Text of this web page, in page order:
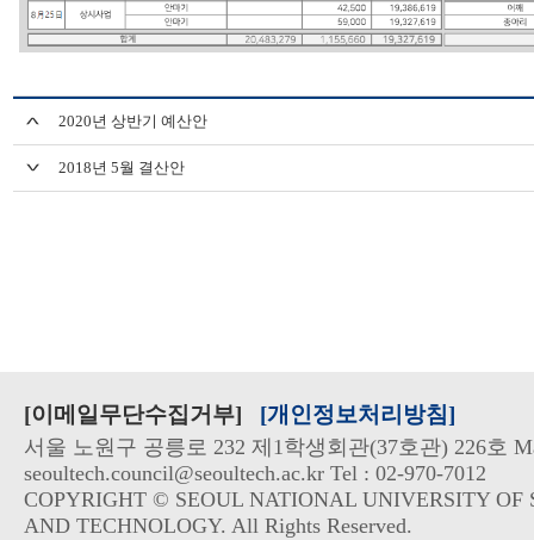
2020년 상반기 예산안
2018년 5월 결산안
[이메일무단수집거부] [개인정보처리방침]
서울 노원구 공릉로 232 제1학생회관(37호관) 226호
seoultech.council@seoultech.ac.kr Tel : 02-970-7012
COPYRIGHT © SEOUL NATIONAL UNIVERSITY OF
AND TECHNOLOGY. All Rights Reserved.